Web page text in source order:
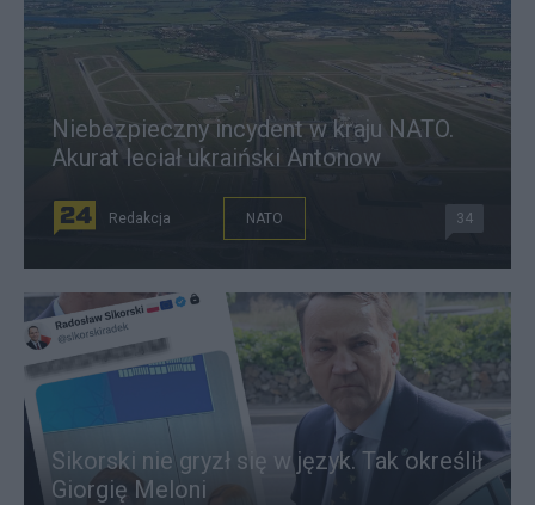
Niebezpieczny incydent w kraju NATO.
Akurat leciał ukraiński Antonow
Redakcja NATO 34
Sikorski nie gryzł się w język. Tak określił
Giorgię Meloni